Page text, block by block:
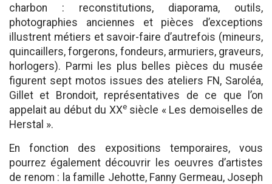
charbon : reconstitutions, diaporama, outils,
photographies anciennes et pièces d’exceptions
illustrent métiers et savoir-faire d’autrefois (mineurs,
quincaillers, forgerons, fondeurs, armuriers, graveurs,
horlogers). Parmi les plus belles pièces du musée
figurent sept motos issues des ateliers FN, Saroléa,
Gillet et Brondoit, représentatives de ce que l’on
appelait au début du XXesiècle « Les demoiselles de
Herstal ».
En fonction des expositions temporaires, vous
pourrez également découvrir les oeuvres d’artistes
de renom : la famille Jehotte, Fanny Germeau, Joseph